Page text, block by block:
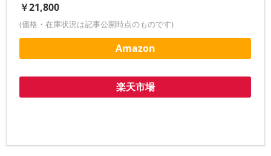
￥21,800
(価格・在庫状況は記事公開時点のものです)
Amazon
楽天市場